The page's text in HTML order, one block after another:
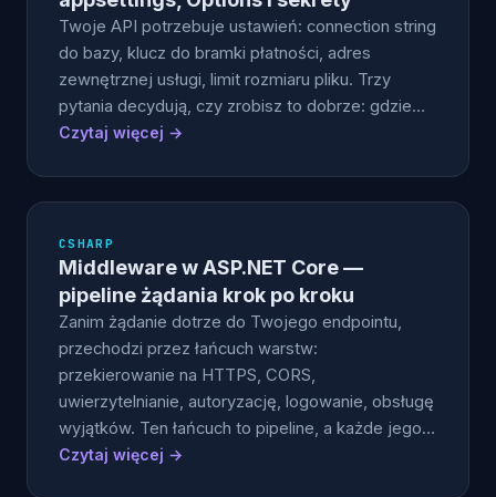
Twoje API potrzebuje ustawień: connection string
do bazy, klucz do bramki płatności, adres
zewnętrznej usługi, limit rozmiaru pliku. Trzy
pytania decydują, czy zrobisz to dobrze: gdzie…
Czytaj więcej →
CSHARP
Middleware w ASP.NET Core —
pipeline żądania krok po kroku
Zanim żądanie dotrze do Twojego endpointu,
przechodzi przez łańcuch warstw:
przekierowanie na HTTPS, CORS,
uwierzytelnianie, autoryzację, logowanie, obsługę
wyjątków. Ten łańcuch to pipeline, a każde jego…
Czytaj więcej →